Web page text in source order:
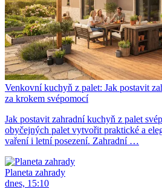
Venkovní kuchyň z palet: Jak postavit
za krokem svépomocí
Jak postavit zahradní kuchyň z palet
obyčejných palet vytvořit praktické a
vaření i letní posezení. Zahradní …
Planeta zahrady
dnes, 15:10